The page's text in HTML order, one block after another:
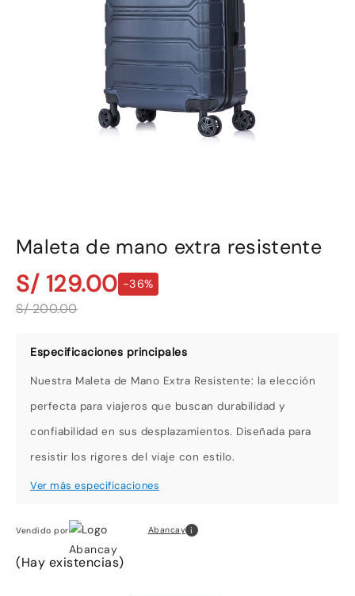
Maleta de mano extra resistente
S/ 129.00 -36%
S/ 200.00
Nuestra Maleta de Mano Extra Resistente: la elección
perfecta para viajeros que buscan durabilidad y
confiabilidad en sus desplazamientos. Diseñada para
resistir los rigores del viaje con estilo.
Vendido por Abancay i
(Hay existencias)